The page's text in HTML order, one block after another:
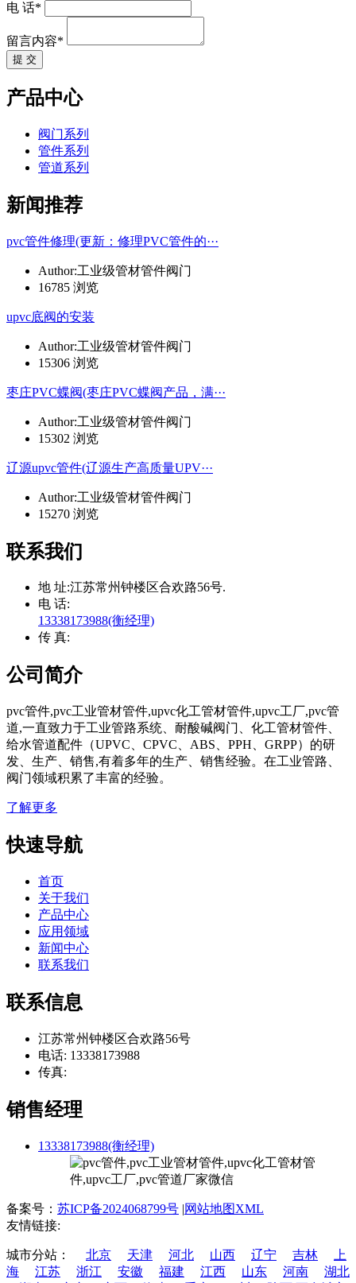
电 话*
留言内容*
提 交
产品中心
阀门系列
管件系列
管道系列
新闻推荐
pvc管件修理(更新：修理PVC管件的···
Author:工业级管材管件阀门
16785 浏览
upvc底阀的安装
Author:工业级管材管件阀门
15306 浏览
枣庄PVC蝶阀(枣庄PVC蝶阀产品，满···
Author:工业级管材管件阀门
15302 浏览
辽源upvc管件(辽源生产高质量UPV···
Author:工业级管材管件阀门
15270 浏览
联系我们
地 址:江苏常州钟楼区合欢路56号.
电 话:
13338173988(衡经理)
传 真:
公司简介
pvc管件,pvc工业管材管件,upvc化工管材管件,upvc工厂,pvc管
道,一直致力于工业管路系统、耐酸碱阀门、化工管材管件、
给水管道配件（UPVC、CPVC、ABS、PPH、GRPP）的研
发、生产、销售,有着多年的生产、销售经验。在工业管路、
阀门领域积累了丰富的经验。
了解更多
快速导航
首页
关于我们
产品中心
应用领域
新闻中心
联系我们
联系信息
江苏常州钟楼区合欢路56号
电话: 13338173988
传真:
销售经理
13338173988(衡经理)
备案号： 苏ICP备2024068799号 |网站地图XML
友情链接:
城市分站： 北京 天津 河北 山西 辽宁 吉林
上
海
江苏 浙江 安徽 福建 江西 山东 河南
湖北